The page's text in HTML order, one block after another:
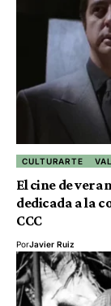
CULTURARTE
El cine de
dedicada a la
CCC
PorJavier Ruiz